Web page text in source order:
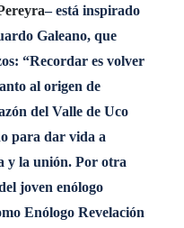
– está inspirado
Galeano, que
“Recordar es volver
al origen de
del Valle de Uco
para dar vida a
y la unión. Por otra
joven enólogo
Enólogo Revelación